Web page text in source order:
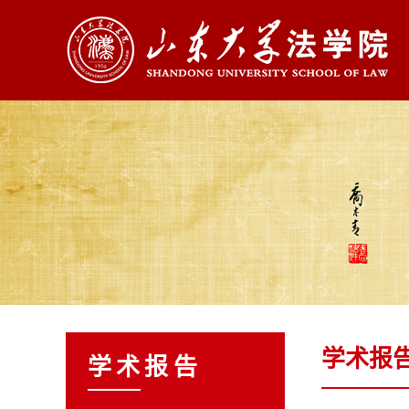
学术报告 学术报